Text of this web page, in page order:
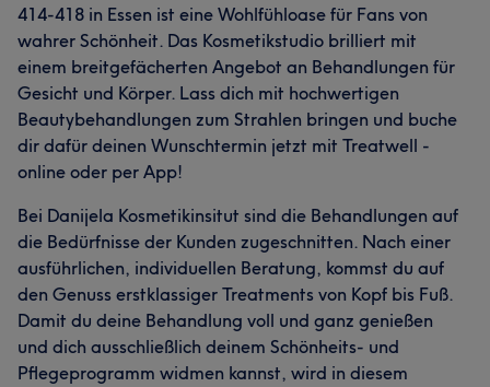
Was unsere Kunden über Saška sagen
Professionell 17 Freundlich 16 Kompetent 15
Aufmerksam 12
414-418 in Essen ist eine Wohlfühloase für Fans von
wahrer Schönheit. Das Kosmetikstudio brilliert mit
einem breitgefächerten Angebot an Behandlungen für
Gesicht und Körper. Lass dich mit hochwertigen
Beautybehandlungen zum Strahlen bringen und buche
dir dafür deinen Wunschtermin jetzt mit Treatwell -
online oder per App!
Bei Danijela Kosmetikinsitut sind die Behandlungen auf
die Bedürfnisse der Kunden zugeschnitten. Nach einer
ausführlichen, individuellen Beratung, kommst du auf
den Genuss erstklassiger Treatments von Kopf bis Fuß.
Damit du deine Behandlung voll und ganz genießen
und dich ausschließlich deinem Schönheits- und
Pflegeprogramm widmen kannst, wird in diesem